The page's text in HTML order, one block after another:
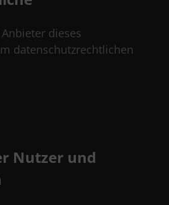
dieses
datenschutzrechtlichen
Nutzer und